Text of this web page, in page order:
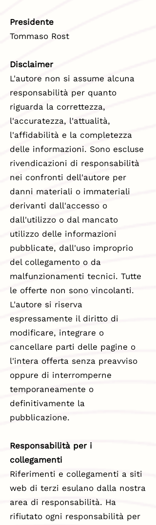
Presidente
Tommaso Rost
Disclaimer
L'autore non si assume alcuna
responsabilità per quanto
riguarda la correttezza,
l'accuratezza, l'attualità,
l'affidabilità e la completezza
delle informazioni. Sono escluse
rivendicazioni di responsabilità
nei confronti dell'autore per
danni materiali o immateriali
derivanti dall'accesso o
dall'utilizzo o dal mancato
utilizzo delle informazioni
pubblicate, dall'uso improprio
del collegamento o da
malfunzionamenti tecnici. Tutte
le offerte non sono vincolanti.
L'autore si riserva
espressamente il diritto di
modificare, integrare o
cancellare parti delle pagine o
l'intera offerta senza preavviso
oppure di interromperne
temporaneamente o
definitivamente la
pubblicazione.
Responsabilità per i
collegamenti
Riferimenti e collegamenti a siti
web di terzi esulano dalla nostra
area di responsabilità. Ha
rifiutato ogni responsabilità per